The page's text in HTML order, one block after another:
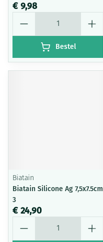
€ 9,98
Bestel
Biatain
Biatain Silicone Ag 7,5x7.5cm
3
€ 24,90